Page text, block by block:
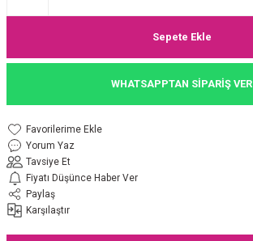
İPEK EŞARP
ŞAL
Sepete Ekle
WHATSAPPTAN SİPARİŞ VER
Yorum Yaz
Tavsiye Et
Fiyatı Düşünce Haber Ver
Paylaş
Karşılaştır